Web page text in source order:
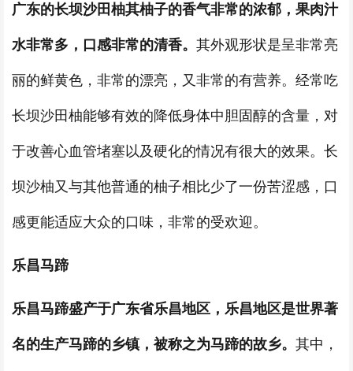
广东的长坝沙田柚其柚子的香气非常的浓郁，果肉汁
水非常多，口感非常的清香。 其外观形状是呈非常亮
丽的鲜黄色，非常的漂亮，又非常的有营养。经常吃
长坝沙田柚能够有效的降低身体中胆固醇的含量，对
于改善心血管堵塞以及硬化的情况有很大的效果。长
坝沙柚又与其他普通的柚子相比少了一份苦涩感，口
感更能适应大众的口味，非常的受欢迎。
乐昌马蹄
乐昌马蹄盛产于广东省乐昌地区，乐昌地区是世界著
名的生产马蹄的乡镇，被称之为马蹄的故乡。 其中，